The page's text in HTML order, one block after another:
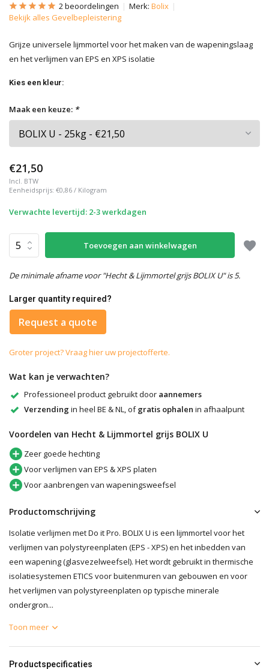
2 beoordelingen Merk: Bolix
Bekijk alles Gevelbepleistering
Grijze universele lijmmortel voor het maken van de wapeningslaag
en het verlijmen van EPS en XPS isolatie
Kies een kleur:
Maak een keuze: *
€21,50
Incl. BTW
Eenheidsprijs: €0,86 / Kilogram
Verwachte levertijd: 2-3 werkdagen
Toevoegen aan winkelwagen
De minimale afname voor "Hecht & Lijmmortel grijs BOLIX U" is 5.
Larger quantity required?
Request a quote
Groter project? Vraag hier uw projectofferte.
Wat kan je verwachten?
Professioneel product gebruikt door aannemers
Verzending in heel BE & NL, ofgratis ophalen in afhaalpunt
Voordelen van Hecht & Lijmmortel grijs BOLIX U
Zeer goede hechting
Voor verlijmen van EPS & XPS platen
Voor aanbrengen van wapeningsweefsel
Productomschrijving
Isolatie verlijmen met Do it Pro. BOLIX U is een lijmmortel voor het
verlijmen van polystyreenplaten (EPS - XPS) en het inbedden van
een wapening (glasvezelweefsel). Het wordt gebruikt in thermische
isolatiesystemen ETICS voor buitenmuren van gebouwen en voor
het verlijmen van polystyreenplaten op typische minerale
ondergron...
Toon meer
Productspecificaties